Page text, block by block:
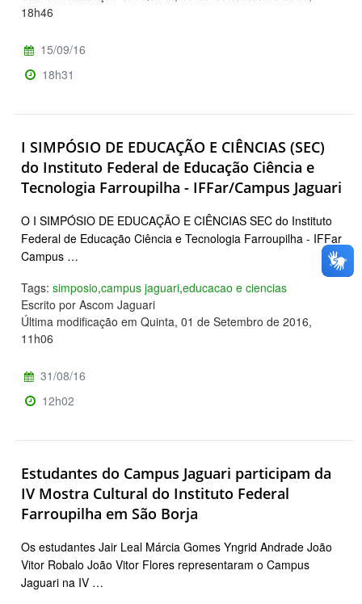
18h46
15/09/16
18h31
I SIMPÓSIO DE EDUCAÇÃO E CIÊNCIAS (SEC)
do Instituto Federal de Educação Ciência e
Tecnologia Farroupilha - IFFar/Campus Jaguari
O I SIMPÓSIO DE EDUCAÇÃO E CIÊNCIAS SEC do Instituto
Federal de Educação Ciência e Tecnologia Farroupilha - IFFar
Campus …
Tags: simposio,campus jaguari,educacao e ciencias
Escrito por Ascom Jaguari
Última modificação em Quinta, 01 de Setembro de 2016,
11h06
31/08/16
12h02
Estudantes do Campus Jaguari participam da
IV Mostra Cultural do Instituto Federal
Farroupilha em São Borja
Os estudantes Jair Leal Márcia Gomes Yngrid Andrade João
Vitor Robalo João Vitor Flores representaram o Campus
Jaguari na IV …